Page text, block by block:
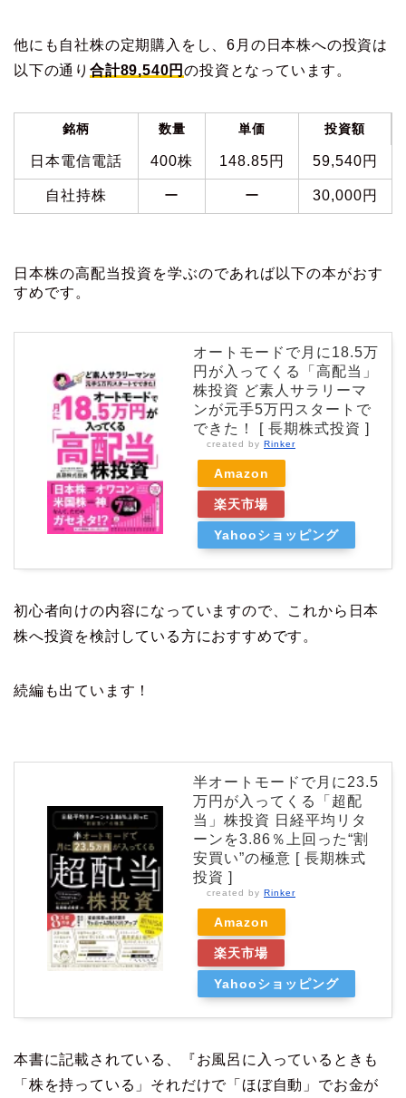
他にも自社株の定期購入をし、6月の日本株への投資は
以下の通り 合計89,540円の投資となっています。
銘柄 数量 単価 投資額
日本電信電話 400株 148.85円 59,540円
自社持株 ー ー 30,000円
日本株の高配当投資を学ぶのであれば以下の本がおす
すめです。
オートモードで月に18.5万
円が入ってくる「高配当」
株投資 ど素人サラリーマ
ンが元手5万円スタートで
できた！ [ 長期株式投資 ]
created by Rinker
Amazon
楽天市場
Yahooショッピング
初心者向けの内容になっていますので、これから日本
株へ投資を検討している方におすすめです。
続編も出ています！
半オートモードで月に23.5
万円が入ってくる「超配
当」株投資 日経平均リタ
ーンを3.86％上回った“割
安買い”の極意 [ 長期株式
投資 ]
created by Rinker
Amazon
楽天市場
Yahooショッピング
本書に記載されている、『お風呂に入っているときも
「株を持っている」それだけで「ほぼ自動」でお金が